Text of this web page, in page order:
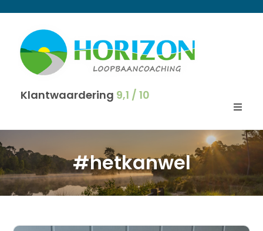
Klantwaardering 9,1 / 10
#hetkanwel